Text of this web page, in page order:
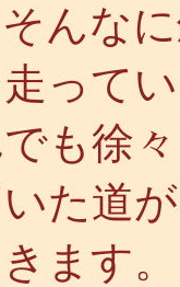
んな
って
も徐
た道
ます